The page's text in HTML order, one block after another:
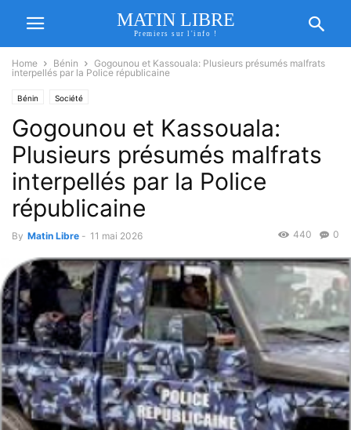
MATIN LIBRE
Premiers sur l'info !
Home Bénin
Gogounou et Kassouala: Plusieurs présumés malfrats
interpellés par la Police républicaine
Bénin Société
Gogounou et Kassouala:
Plusieurs présumés malfrats
interpellés par la Police
républicaine
By Matin Libre - 11 mai 2026 0
440